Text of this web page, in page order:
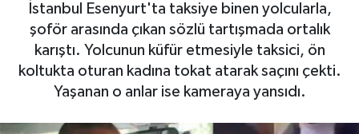
İstanbul Esenyurt'ta taksiye binen yolcularla,
şoför arasında çıkan sözlü tartışmada ortalık
karıştı. Yolcunun küfür etmesiyle taksici, ön
koltukta oturan kadına tokat atarak saçını çekti.
Yaşanan o anlar ise kameraya yansıdı.
Bayat
Boğazkale
Dodurga
Süper Lig Puan Durumu ve Fikstür
Tüm Manşetler
Son Dakika Haberleri